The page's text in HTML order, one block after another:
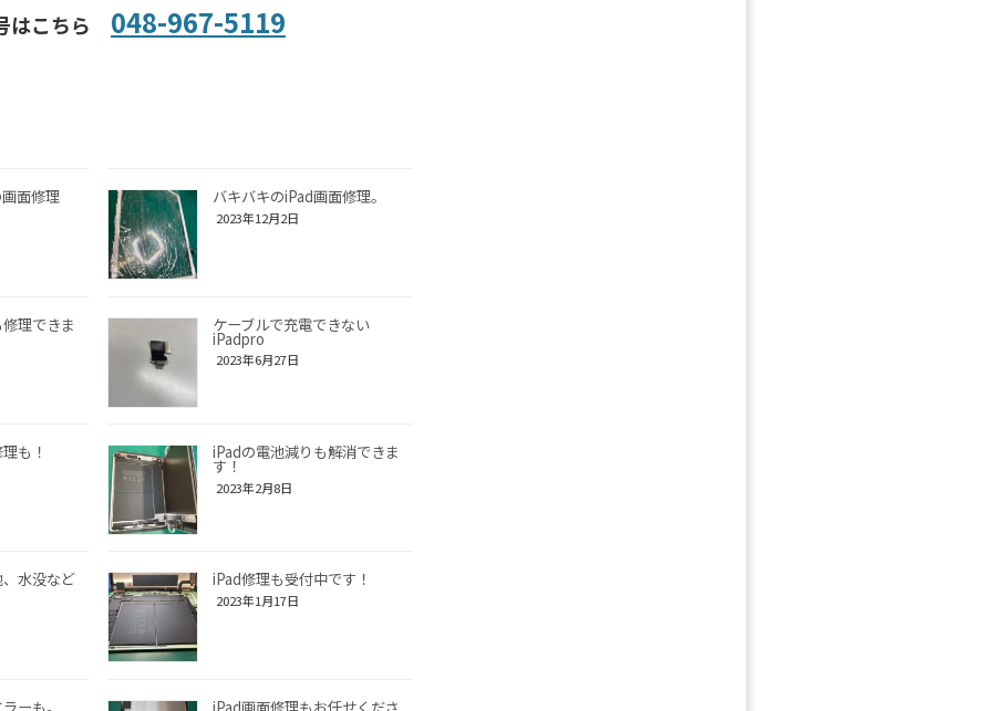
はこちら 048-967-5119
面修理 バキバキのiPad画面修理。
2023年12月2日
理できま ケーブルで充電できない
iPadpro
2023年6月27日
も！ iPadの電池減りも解消できま
す！
2023年2月8日
水没など iPad修理も受付中です！
2023年1月17日